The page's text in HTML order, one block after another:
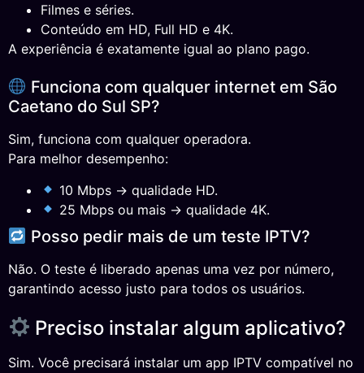
Filmes e séries.
Conteúdo em HD, Full HD e 4K.
A experiência é exatamente igual ao plano pago.
Funciona com qualquer internet em São
Caetano do Sul SP?
Sim, funciona com qualquer operadora.
Para melhor desempenho:
10 Mbps → qualidade HD.
25 Mbps ou mais → qualidade 4K.
Posso pedir mais de um teste IPTV?
Não. O teste é liberado apenas uma vez por número,
garantindo acesso justo para todos os usuários.
Preciso instalar algum aplicativo?
Sim. Você precisará instalar um app IPTV compatível no